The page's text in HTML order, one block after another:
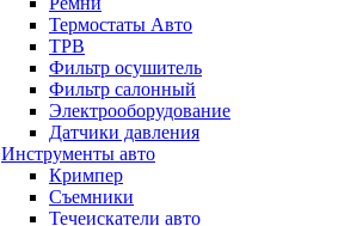
Термостаты Авто
ТРВ
Фильтр осушитель
Фильтр салонный
Электрооборудование
Датчики давления
Инструменты авто
Кримпер
Съемники
Течеискатели авто